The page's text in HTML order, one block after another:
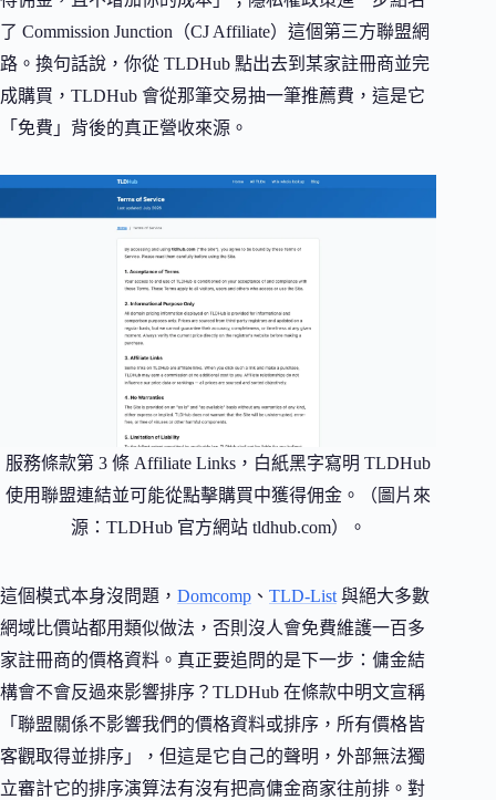
了 Commission Junction（CJ Affiliate）這個第三方聯盟網
路。換句話說，你從 TLDHub 點出去到某家註冊商並完
成購買，TLDHub 會從那筆交易抽一筆推薦費，這是它
「免費」背後的真正營收來源。
服務條款第 3 條 Affiliate Links，白紙黑字寫明 TLDHub
使用聯盟連結並可能從點擊購買中獲得佣金。（圖片來
源：TLDHub 官方網站 tldhub.com）。
這個模式本身沒問題， Domcomp 、 TLD-List 與絕大多數
網域比價站都用類似做法，否則沒人會免費維護一百多
家註冊商的價格資料。真正要追問的是下一步：傭金結
構會不會反過來影響排序？TLDHub 在條款中明文宣稱
「聯盟關係不影響我們的價格資料或排序，所有價格皆
客觀取得並排序」，但這是它自己的聲明，外部無法獨
立審計它的排序演算法有沒有把高傭金商家往前排。對